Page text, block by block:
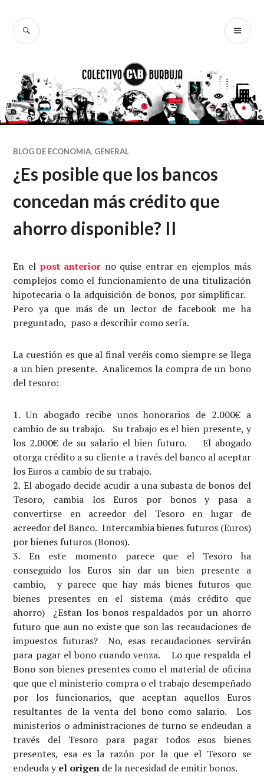
contenido
BUSCAR
BLOG DE ECONOMIA, GENERAL
¿Es posible que los bancos
concedan más crédito que
ahorro disponible? II
En el post anterior no quise entrar en ejemplos más
complejos como el funcionamiento de una titulización
hipotecaria o la adquisición de bonos, por simplificar.
Pero ya que más de un lector de facebook me ha
preguntado, paso a describir como sería.
La cuestión es que al final veréis como siempre se llega
a un bien presente. Analicemos la compra de un bono
del tesoro:
Un abogado recibe unos honorarios de 2.000€ a
cambio de su trabajo. Su trabajo es el bien presente, y
los 2.000€ de su salario el bien futuro. El abogado
otorga crédito a su cliente a través del banco al aceptar
los Euros a cambio de su trabajo.
El abogado decide acudir a una subasta de bonos del
Tesoro, cambia los Euros por bonos y pasa a
convertirse en acreedor del Tesoro en lugar de
acreedor del Banco. Intercambia bienes futuros (Euros)
por bienes futuros (Bonos).
En este momento parece que el Tesoro ha
conseguido los Euros sin dar un bien presente a
cambio, y parece que hay más bienes futuros que
bienes presentes en el sistema (más crédito que
ahorro) ¿Estan los bonos respaldados por un ahorro
futuro que aun no existe que son las recaudaciones de
impuestos futuras? No, esas recaudaciones servirán
para pagar el bono cuando venza. Lo que respalda el
Bono son bienes presentes como el material de oficina
que que el ministerio compra o el trabajo desempeñado
por los funcionarios, que aceptan aquellos Euros
resultantes de la venta del bono como salario. Los
ministerios o administraciones de turno se endeudan a
través del Tesoro para pagar todos esos bienes
presentes, esa es la razón por la que el Tesoro se
endeuda yel origen de la necesidad de emitir bonos.